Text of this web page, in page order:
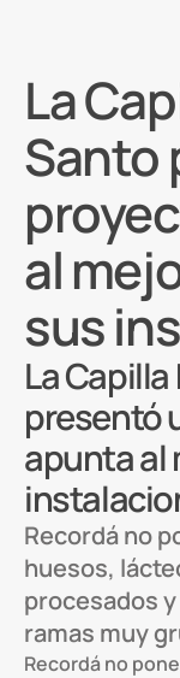
La
Santo
al
sus
La
presentó
apunta al
Recordá no
huesos,
procesados
ramas muy
Recordá no